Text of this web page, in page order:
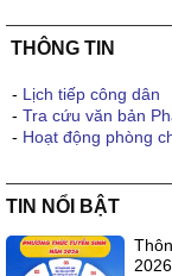
THÔNG TIN
- Lịch tiếp công dân
- Tra cứu văn bản
- Hoạt động phòng
TIN NỔI BẬT